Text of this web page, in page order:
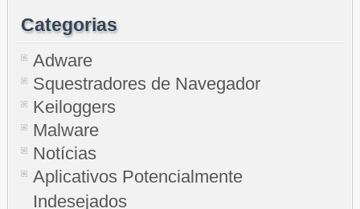
Categorias
Adware
Squestradores de Navegador
Keiloggers
Malware
Notícias
Aplicativos Potencialmente
Indesejados